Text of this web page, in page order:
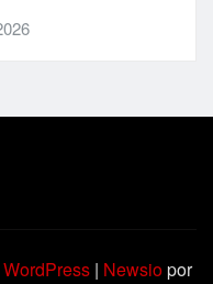
WordPress | Newsiopor